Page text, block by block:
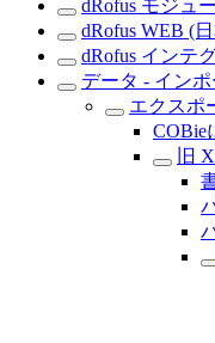
dRofus モジュ
dRofus WEB (
dRofus インテ
データ - イン
エクスポ
COBie
旧